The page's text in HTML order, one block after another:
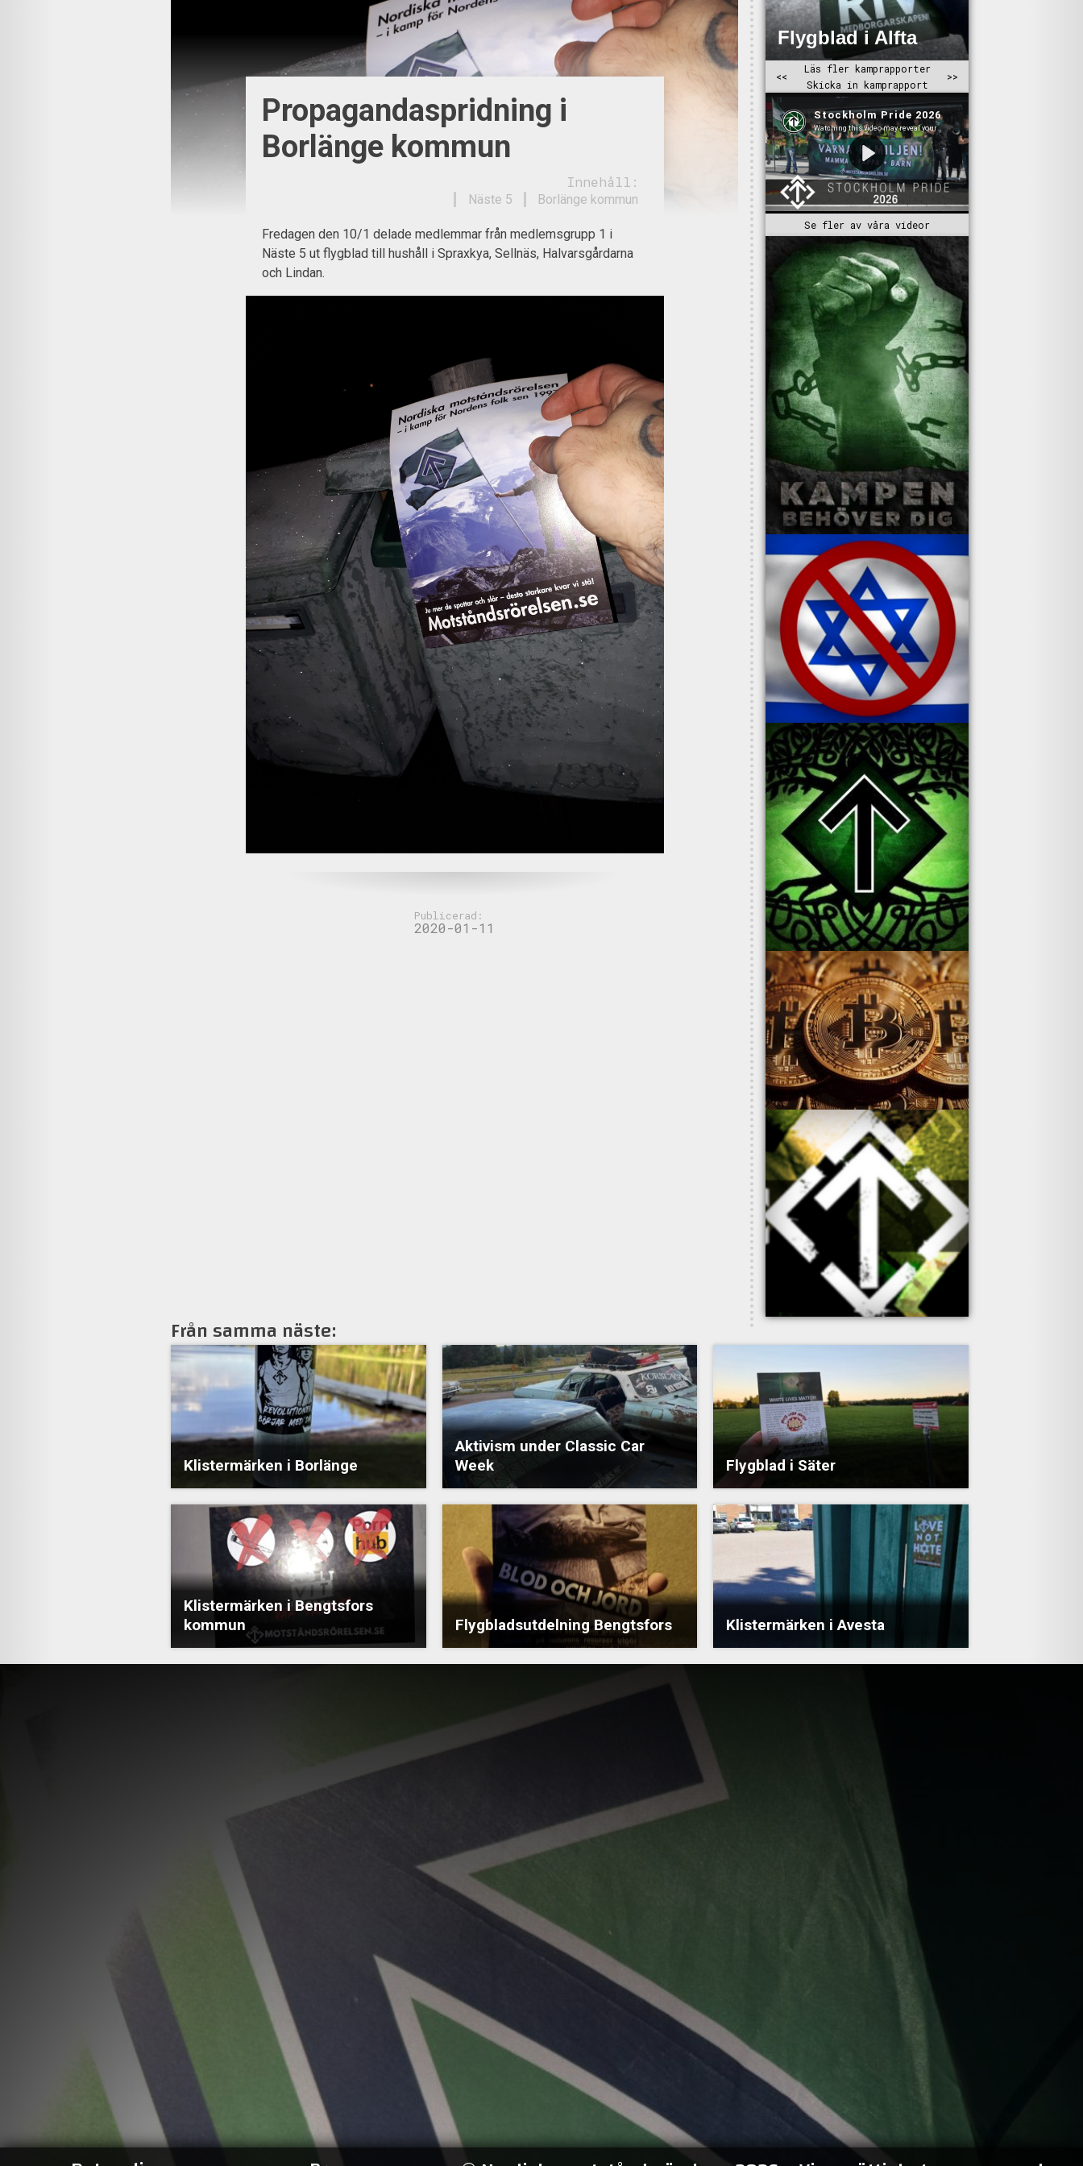
Propagandaspridning i
Borlänge kommun
Innehåll:
Borlänge kommun
Näste 5
Fredagen den 10/1 delade medlemmar från medlemsgrupp 1 i
Näste 5 ut flygblad till hushåll i Spraxkya, Sellnäs, Halvarsgårdarna
och Lindan.
Publicerad:
2020-01-11
Se fler av våra videor
Från samma näste:
Klistermärken i Borlänge
Aktivism under Classic Car
Week
Flygblad i Säter
Klistermärken i Bengtsfors
kommun
Flygbladsutdelning Bengtsfors Klistermärken i Avesta